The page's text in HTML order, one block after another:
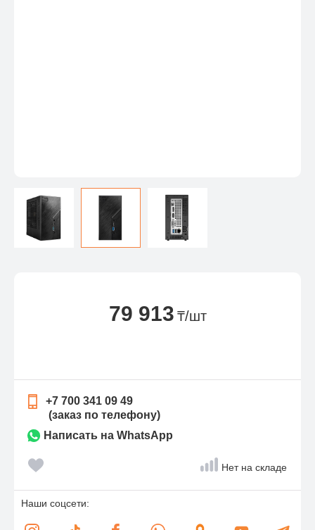
79 913 ₸/шт
+7 700 341 09 49
(заказ по телефону)
Написать на WhatsApp
Нет на складе
Наши соцсети: